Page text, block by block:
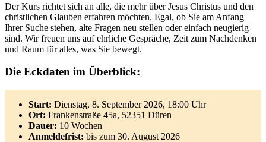
Der Kurs richtet sich an alle, die mehr über Jesus Christus und den
christlichen Glauben erfahren möchten. Egal, ob Sie am Anfang
Ihrer Suche stehen, alte Fragen neu stellen oder einfach neugierig
sind. Wir freuen uns auf ehrliche Gespräche, Zeit zum Nachdenken
und Raum für alles, was Sie bewegt.
Die Eckdaten im Überblick:
Start: Dienstag, 8. September 2026, 18:00 Uhr
Ort: Frankenstraße 45a, 52351 Düren
Dauer: 10 Wochen
Anmeldefrist: bis zum 30. August 2026